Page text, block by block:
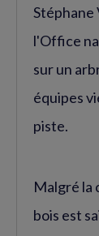
l'Office
sur un
équipes
piste.
Malgré la
bois est